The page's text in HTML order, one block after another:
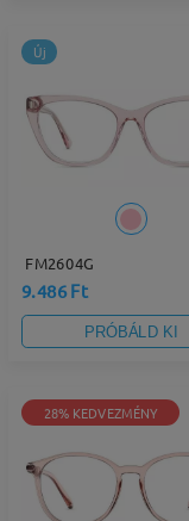
Új
FM2604G
9.486 Ft
PRÓBÁLD KI
28% KEDVEZMÉNY